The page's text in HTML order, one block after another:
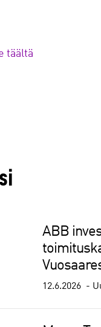
täältä
ABB
12.6.2026